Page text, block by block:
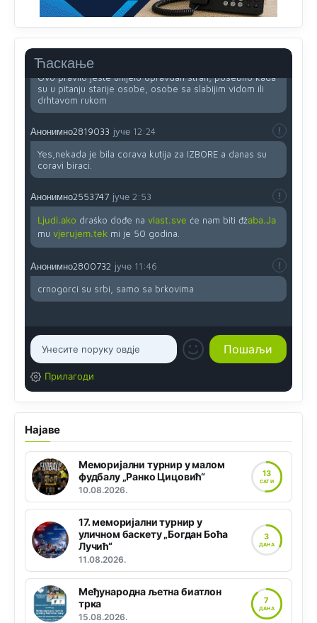
Ћаскање
obojiti (popuniti) uvedeno je isključivo zbog tehničkih
Ovo pravilo jeste unijelo opravdan strah, posebno kada
su u pitanju starije osobe, osobe sa slabijim vidom ili
drhtavom rukom
Анонимно2819033 јуче 12:24
Yes,nekada je bila corava kutija za IZBORE a danas su
coravi biraci.
Анонимно2553747 јуче 2:53
Ljudi.ako draško dođe na vlast.sve će nam biti đžaba.Ja
mu vjerujem.tek mi je 50 godina.
Анонимно2800732 јуче 11:46
crnogorci su srbi, samo sa brkovima
Прилагоди
Најаве
Меморијални турнир у малом
фудбалу „Ранко Цицовић“
10.08.2026.
13
САТИ
17. меморијални турнир у
уличном баскету „Богдан Боћа
Лучић“
11.08.2026.
3
ДАНА
Међународна љетна биатлон
трка
15.08.2026.
7
ДАНА